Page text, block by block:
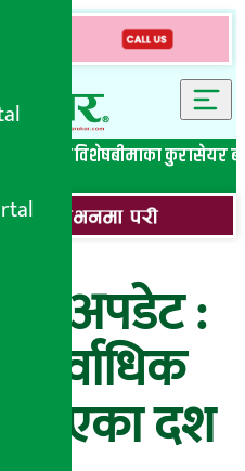
लघुवित्त विशेषबीमाका कुरासेयर
अपडेट :
सर्वाधिक
भएका दश